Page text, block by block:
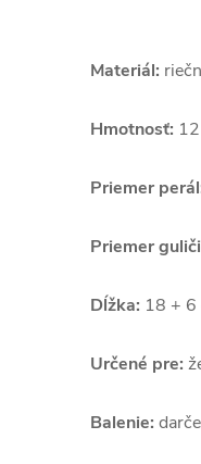
Materiál:
Hmotnosť:
Priemer
Priemer
Dĺžka: 18 + 6
Určené pre:
Balenie: